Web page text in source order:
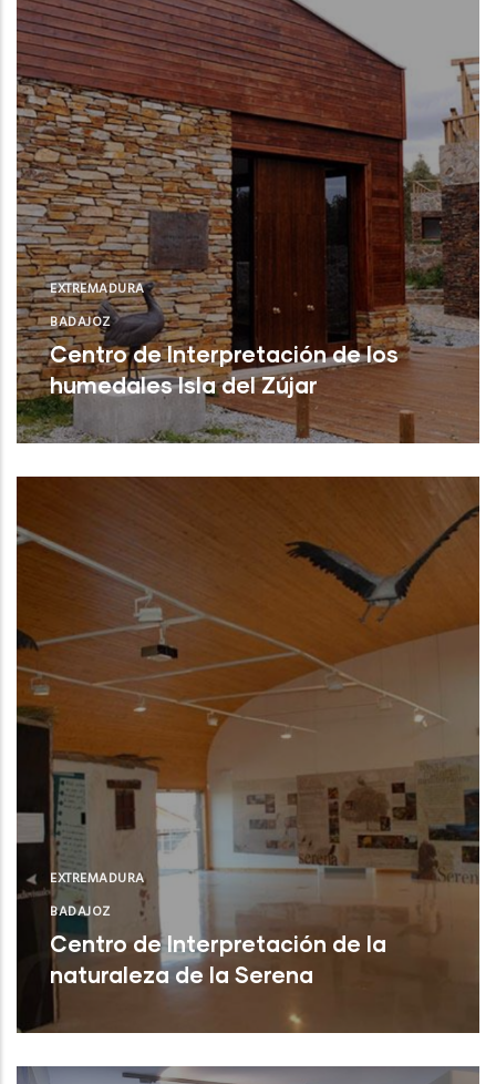
EXTREMADURA
BADAJOZ
Centro de Interpretación de los
humedales Isla del Zújar
Castuera (Badajoz)
EXTREMADURA
BADAJOZ
Centro de Interpretación de la
naturaleza de la Serena
Castuera (Badajoz)